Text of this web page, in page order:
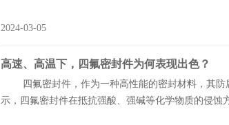
2024-03-05
高速、高温下，四氟密封件为何表现出色？
四氟密封件，作为一种高性能的密封材料，其防
示，四氟密封件在抵抗强酸、强碱等化学物质的侵蚀